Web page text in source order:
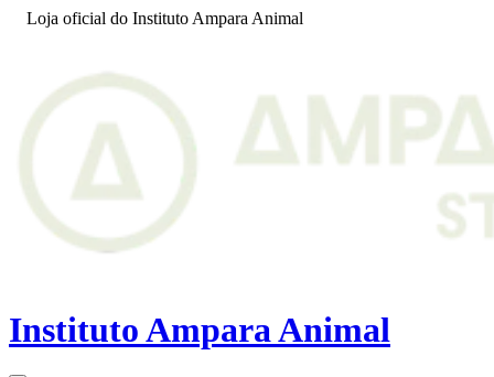
Loja oficial do Instituto Ampara Animal
Instituto Ampara Animal